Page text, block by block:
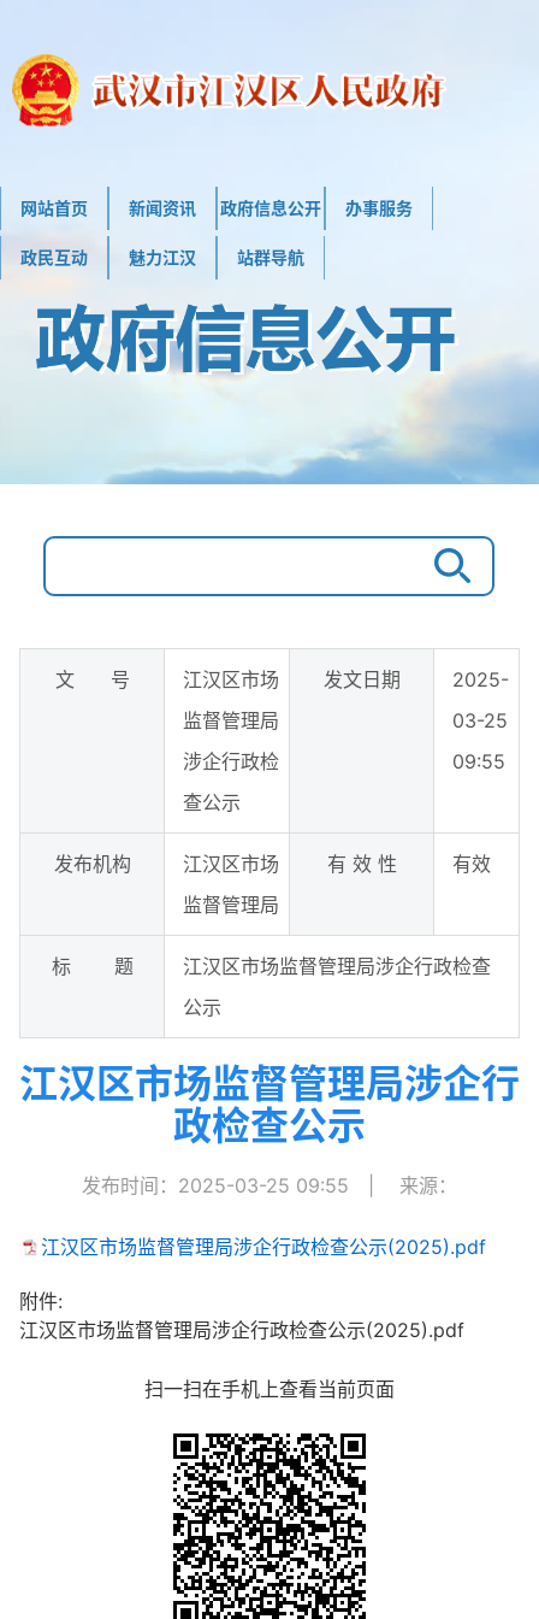
网站首页 新闻资讯 政府信息公开 办事服务
政民互动 魅力江汉 站群导航
文 号
江汉区市场
监督管理局
涉企行政检
查公示
发文日期
2025-
03-25
09:55
发布机构
江汉区市场
监督管理局
有 效 性 有效
标 题
江汉区市场监督管理局涉企行政检查
公示
江汉区市场监督管理局涉企行
政检查公示
发布时间：2025-03-25 09:55 来源：
江汉区市场监督管理局涉企行政检查公示(2025).pdf
附件:
江汉区市场监督管理局涉企行政检查公示(2025).pdf
扫一扫在手机上查看当前页面